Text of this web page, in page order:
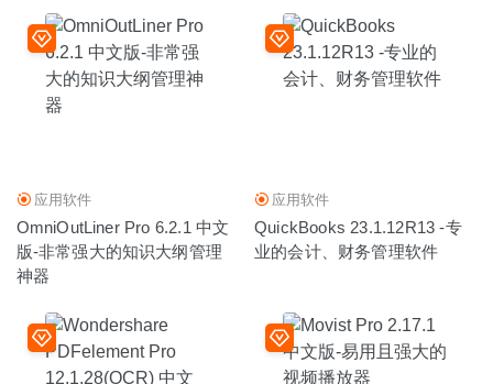
应用软件
OmniOutLiner Pro 6.2.1 中文
版-非常强大的知识大纲管理
神器
应用软件
QuickBooks 23.1.12R13 -专
业的会计、财务管理软件